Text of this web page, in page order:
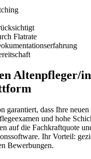
Flatrate
Altenpfleger/in
garantiert, dass Ihre
und hohe
auf die Fachkraftquote
Ihr Vorteil:
Bewerbungen.